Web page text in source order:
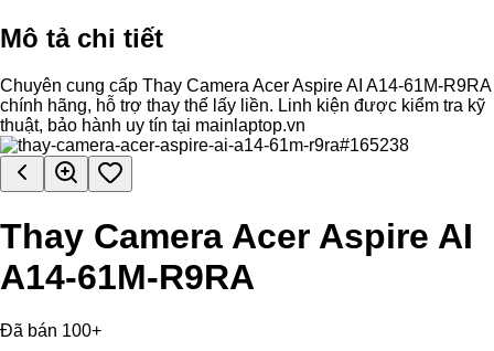
Mô tả chi tiết
Chuyên cung cấp Thay Camera Acer Aspire AI A14-61M-R9RA
chính hãng, hỗ trợ thay thế lấy liền. Linh kiện được kiểm tra kỹ
thuật, bảo hành uy tín tại mainlaptop.vn
Thay Camera Acer Aspire AI
A14-61M-R9RA
Đã bán 100+